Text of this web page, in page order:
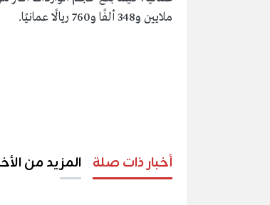
ملايين و348 ألفًا و760 ريالًا عمانيًا.
أخبار ذات صلة المزيد من